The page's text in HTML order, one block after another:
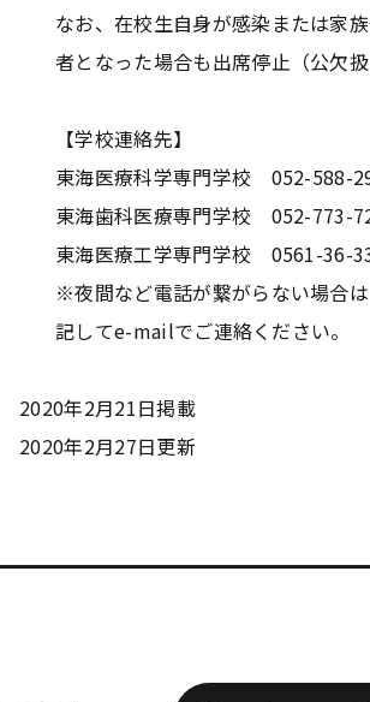
なお、在校生自身が感染または家
者となった場合も出席停止（公欠扱
【学校連絡先】
東海医療科学専門学校 052-588-
東海歯科医療専門学校 052-773-
東海医療工学専門学校 0561-36-
※夜間など電話が繋がらない場合
記してe-mailでご連絡ください。
2020年2月21日掲載
2020年2月27日更新
東海歯科医療
専門学校
東海歯科医療
専門学校
東海歯科医療
専門学校
東海歯科医療
専門学校